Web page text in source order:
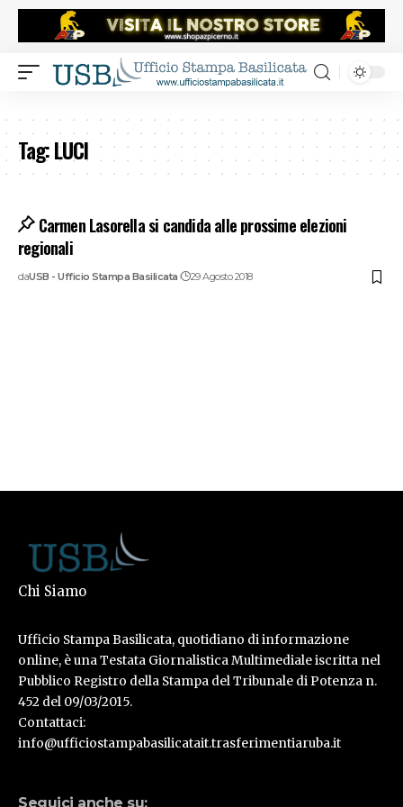
Tag:LUCI
Carmen Lasorella si candida alle prossime elezioni
regionali
daUSB - Ufficio Stampa Basilicata 29 Agosto 2018
Chi Siamo
Ufficio Stampa Basilicata, quotidiano di informazione
online, è una Testata Giornalistica Multimediale iscritta nel
Pubblico Registro della Stampa del Tribunale di Potenza n.
452 del 09/03/2015.
Contattaci:
info@ufficiostampabasilicatait.trasferimentiaruba.it
Seguici anche su: